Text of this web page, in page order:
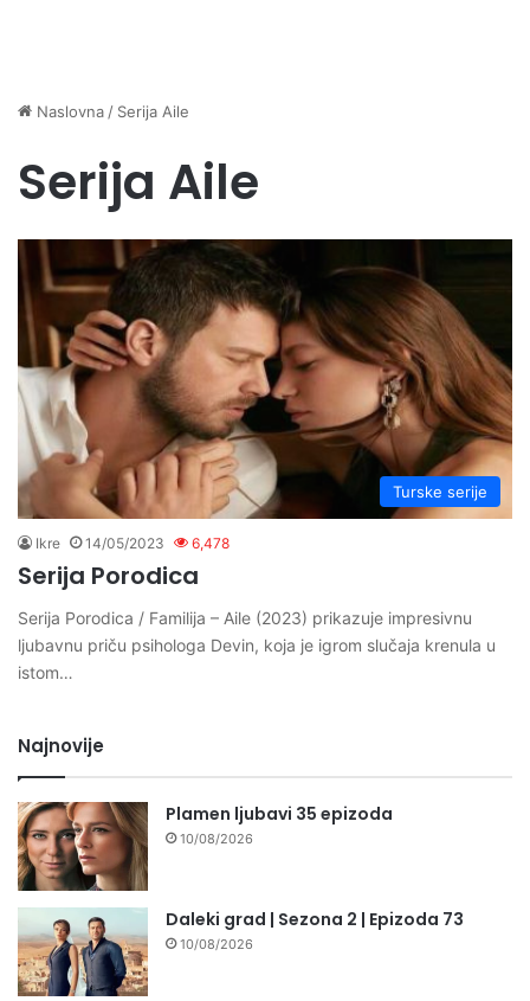
Naslovna / Serija Aile
Serija Aile
Turske serije
Ikre 14/05/2023 6,478
Serija Porodica
Serija Porodica / Familija – Aile (2023) prikazuje impresivnu
ljubavnu priču psihologa Devin, koja je igrom slučaja krenula u
istom…
Najnovije
Plamen ljubavi 35 epizoda
10/08/2026
Daleki grad | Sezona 2 | Epizoda 73
10/08/2026